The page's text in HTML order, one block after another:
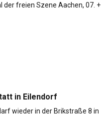
der freien Szene Aachen, 07. +
in Eilendorf
wieder in der Brikstraße 8 in